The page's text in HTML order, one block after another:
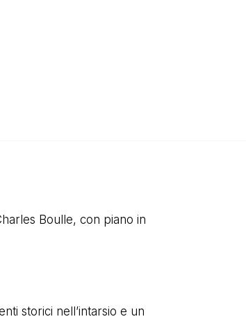
Boulle, con piano in
storici nell’intarsio e un